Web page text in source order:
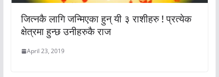
जित्नकै लागि जन्मिएका हुन् यी ३ राशीहरु ! प्रत्येक
क्षेत्रमा हुन्छ उनीहरुकै राज
April 23, 2019